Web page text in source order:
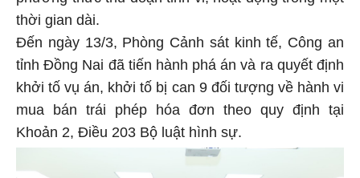
thời gian dài.
Đến ngày 13/3, Phòng Cảnh sát kinh tế, Công an
tỉnh Đồng Nai đã tiến hành phá án và ra quyết định
khởi tố vụ án, khởi tố bị can 9 đối tượng về hành vi
mua bán trái phép hóa đơn theo quy định tại
Khoản 2, Điều 203 Bộ luật hình sự.